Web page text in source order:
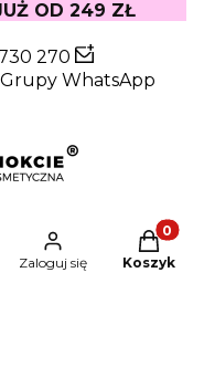
OD 249 ZŁ
270
Grupy WhatsApp
Zaloguj się Koszyk